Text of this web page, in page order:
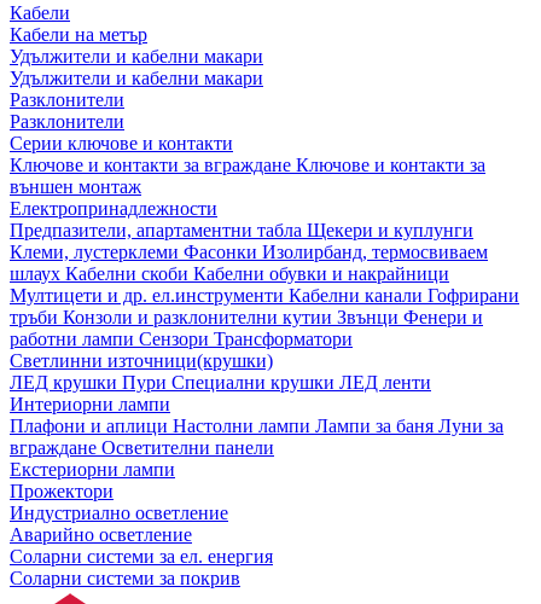
Кабели
Кабели на метър
Удължители и кабелни макари
Удължители и кабелни макари
Разклонители
Разклонители
Серии ключове и контакти
Ключове и контакти за вграждане Ключове и контакти за
външен монтаж
Електропринадлежности
Предпазители, апартаментни табла Щекери и куплунги
Клеми, лустерклеми Фасонки Изолирбанд, термосвиваем
шлаух Кабелни скоби Кабелни обувки и накрайници
Мултицети и др. ел.инструменти Кабелни канали Гофрирани
тръби Конзоли и разклонителни кутии Звънци Фенери и
работни лампи Сензори Трансформатори
Светлинни източници(крушки)
ЛЕД крушки Пури Специални крушки ЛЕД ленти
Интериорни лампи
Плафони и аплици Настолни лампи Лампи за баня Луни за
вграждане Осветителни панели
Екстериорни лампи
Прожектори
Индустриално осветление
Аварийно осветление
Соларни системи за ел. енергия
Соларни системи за покрив